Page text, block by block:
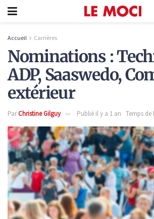
Accueil Carrières
Nominations :
ADP, Saaswedo,
extérieur
ParChristine Gilguy Publié il y a 1 an Temps de